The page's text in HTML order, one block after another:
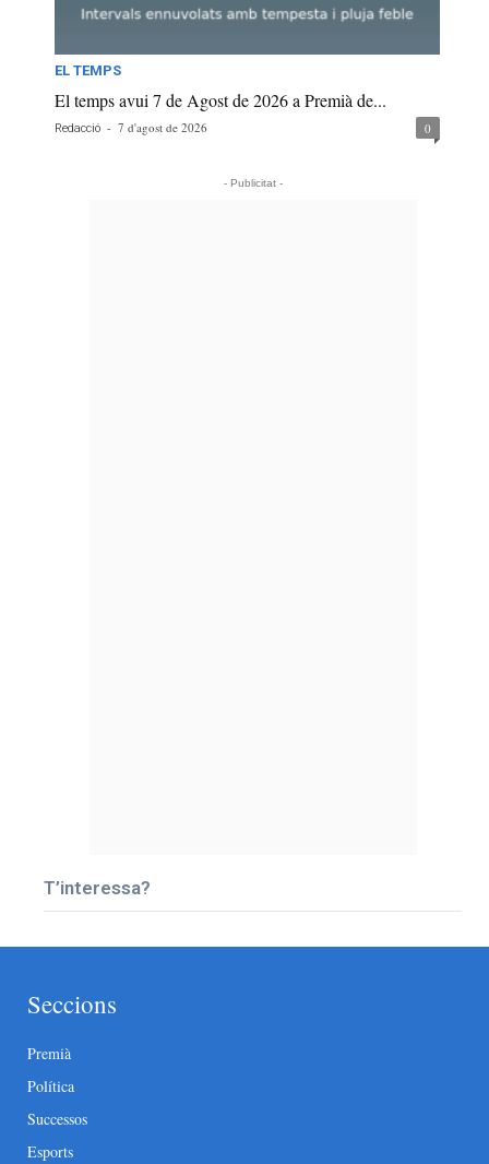
EL TEMPS
El temps avui 7 de Agost de 2026 a Premià de...
Redacció - 7 d'agost de 2026 0
- Publicitat -
T’interessa?
Seccions
Premià
Política
Successos
Esports